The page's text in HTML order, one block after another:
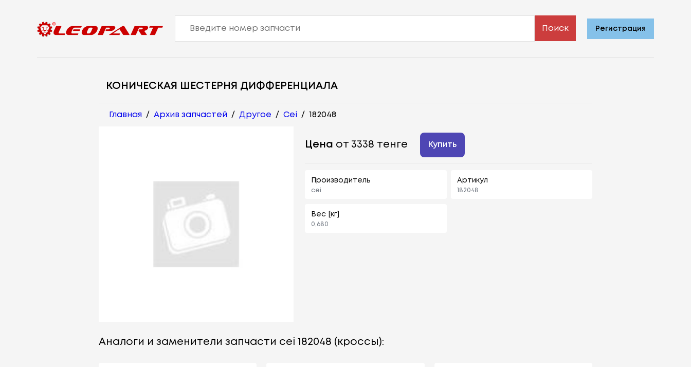
Поиск Регистрация
КОНИЧЕСКАЯ ШЕСТЕРНЯ ДИФФЕРЕНЦИАЛА
Главная / Архив запчастей / Другое / Cei / 182048
Цена от 3338 тенге Купить
Производитель
cei
Артикул
182048
Вес [кг]
0,680
Аналоги и заменители запчасти cei 182048 (кроссы):